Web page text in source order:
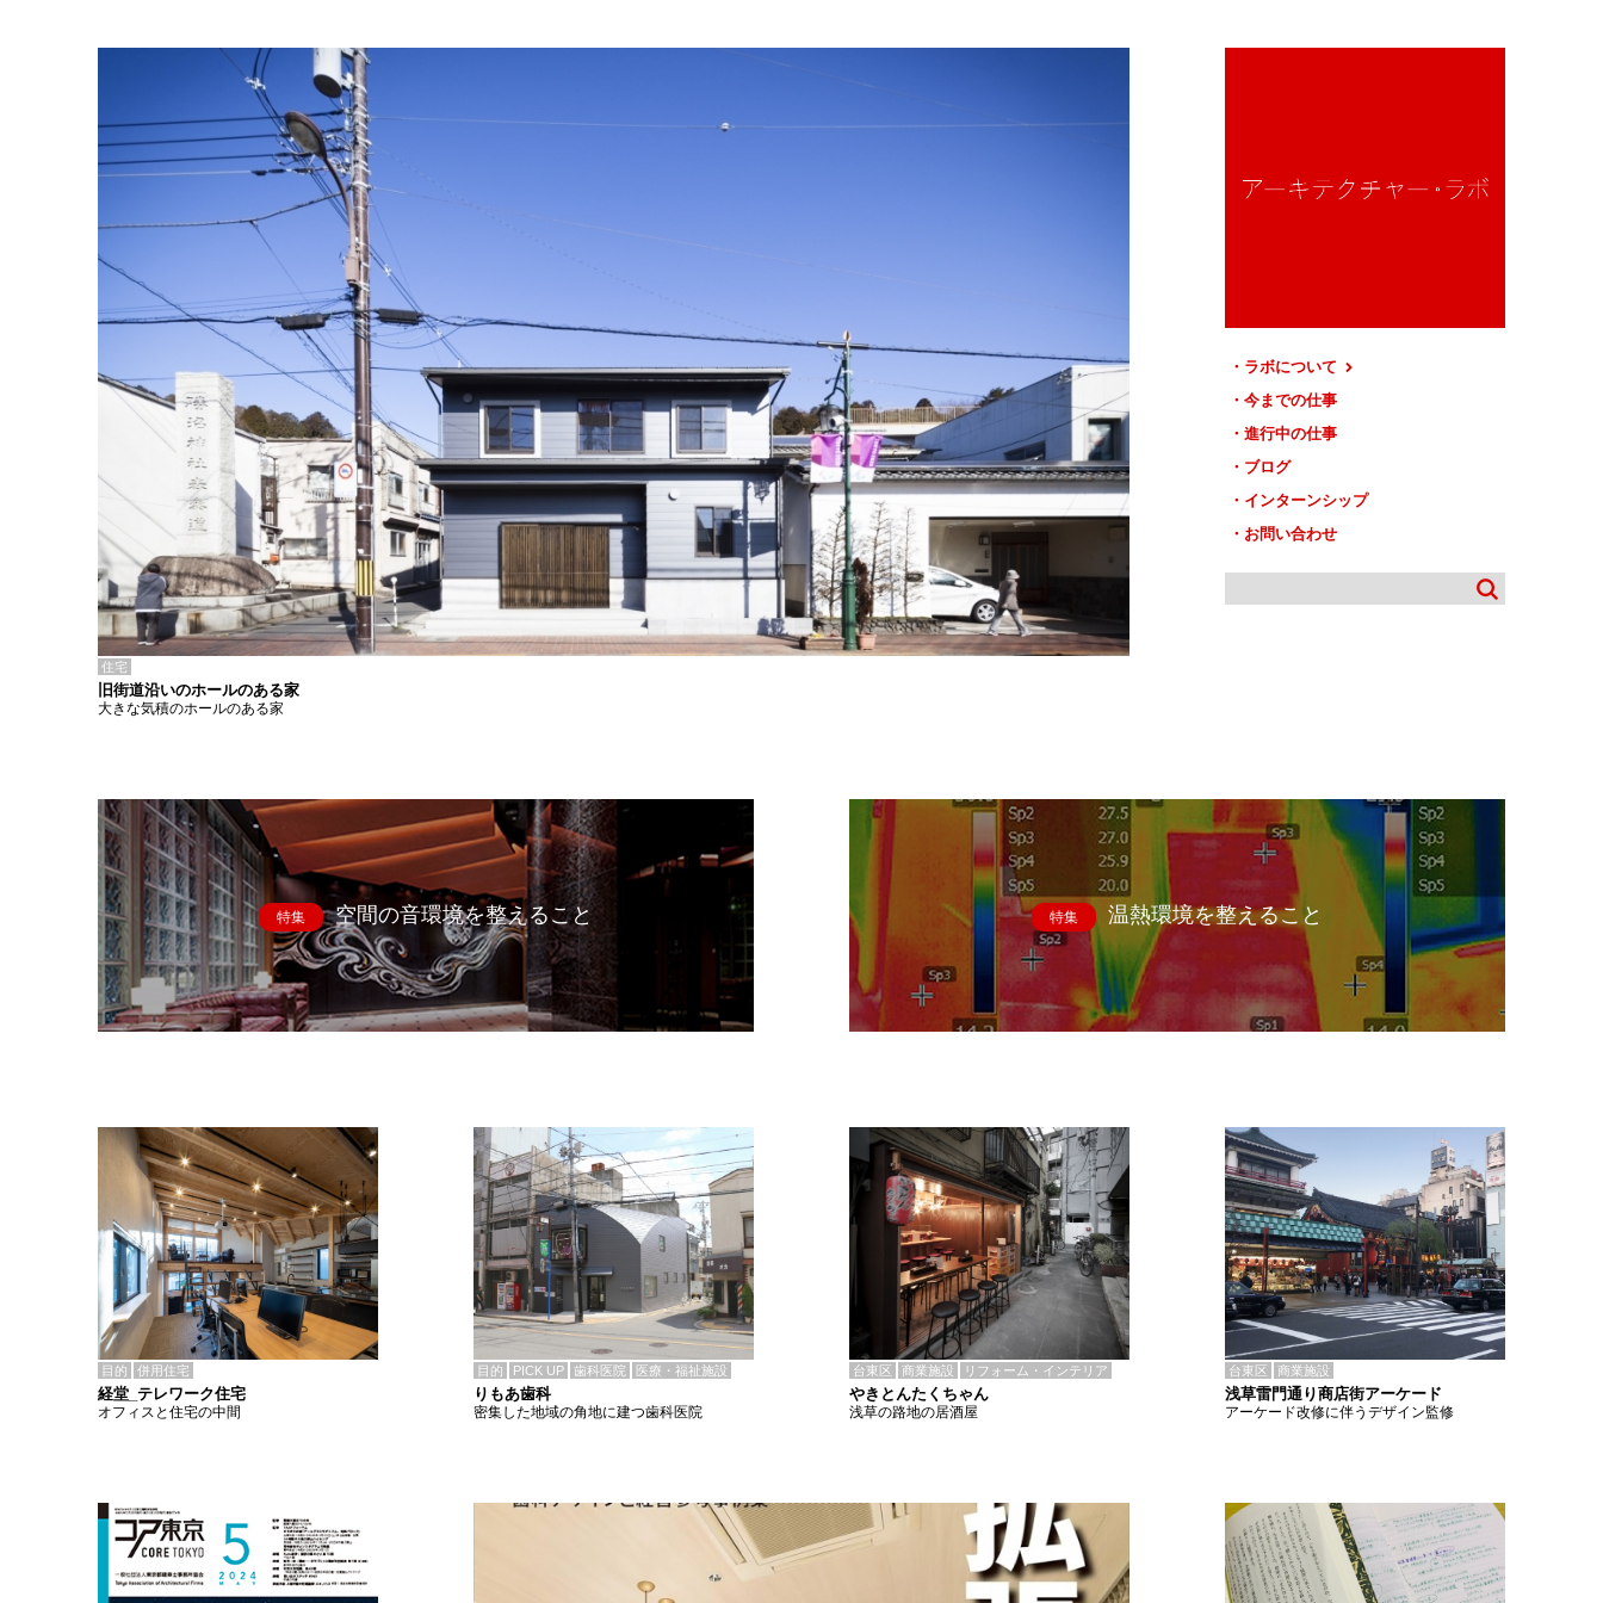
ラボについて
今までの仕事
進行中の仕事
ブログ
インターンシップ
お問い合わせ
住宅
旧街道沿いのホールのある家
大きな気積のホールのある家
特集 空間の音環境を整えること 特集 温熱環境を整えること
目的 併用住宅
経堂_テレワーク住宅
オフィスと住宅の中間
目的 PICK UP 歯科医院 医療・福祉施設
りもあ歯科
密集した地域の角地に建つ歯科医院
台東区 商業施設 リフォーム・インテリア
やきとんたくちゃん
浅草の路地の居酒屋
台東区 商業施設
浅草雷門通り商店街アーケード
アーケード改修に伴うデザイン監修